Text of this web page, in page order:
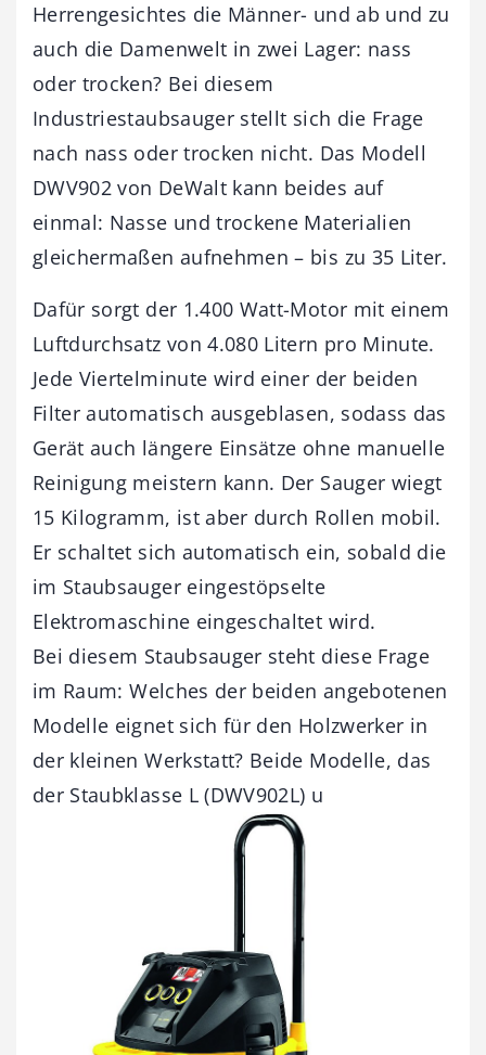
Herrengesichtes die Männer- und ab und zu
auch die Damenwelt in zwei Lager: nass
oder trocken? Bei diesem
Industriestaubsauger stellt sich die Frage
nach nass oder trocken nicht. Das Modell
DWV902 von DeWalt kann beides auf
einmal: Nasse und trockene Materialien
gleichermaßen aufnehmen – bis zu 35 Liter.
Dafür sorgt der 1.400 Watt-Motor mit einem
Luftdurchsatz von 4.080 Litern pro Minute.
Jede Viertelminute wird einer der beiden
Filter automatisch ausgeblasen, sodass das
Gerät auch längere Einsätze ohne manuelle
Reinigung meistern kann. Der Sauger wiegt
15 Kilogramm, ist aber durch Rollen mobil.
Er schaltet sich automatisch ein, sobald die
im Staubsauger eingestöpselte
Elektromaschine eingeschaltet wird.
Bei diesem Staubsauger steht diese Frage
im Raum: Welches der beiden angebotenen
Modelle eignet sich für den Holzwerker in
der kleinen Werkstatt? Beide Modelle, das
der Staubklasse L (DWV902L) u